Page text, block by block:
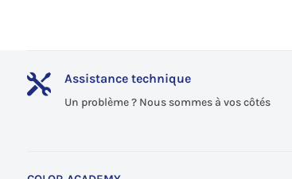
 Assistance technique
Un problème ? Nous sommes à vos côtés